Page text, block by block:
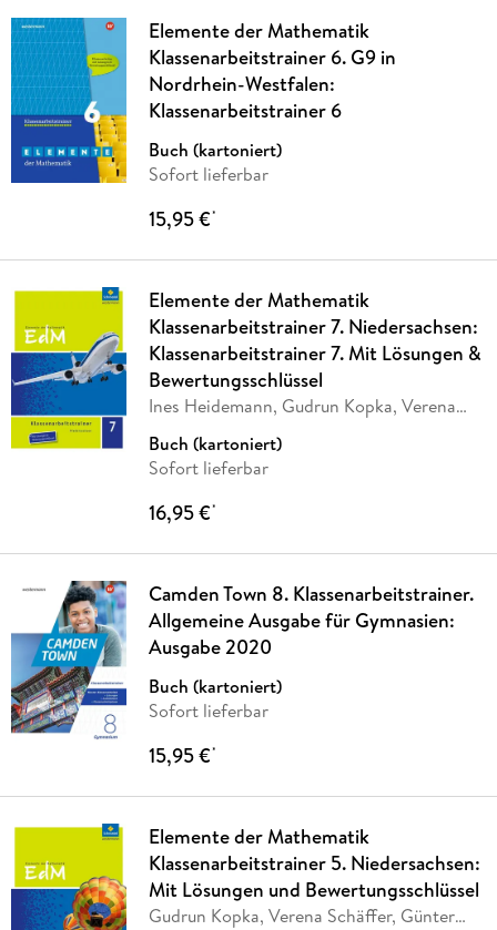
Elemente der Mathematik
Klassenarbeitstrainer 6. G9 in
Nordrhein-Westfalen:
Klassenarbeitstrainer 6
Buch (kartoniert)
Sofort lieferbar
15,95 €*
Elemente der Mathematik
Klassenarbeitstrainer 7. Niedersachsen:
Klassenarbeitstrainer 7. Mit Lösungen &
Bewertungsschlüssel
Ines Heidemann, Gudrun Kopka, Verena
Buch (kartoniert)
Sofort lieferbar
16,95 €*
Camden Town 8. Klassenarbeitstrainer.
Allgemeine Ausgabe für Gymnasien:
Ausgabe 2020
Buch (kartoniert)
Sofort lieferbar
15,95 €*
Elemente der Mathematik
Klassenarbeitstrainer 5. Niedersachsen:
Mit Lösungen und Bewertungsschlüssel
Gudrun Kopka, Verena Schäffer, Günter